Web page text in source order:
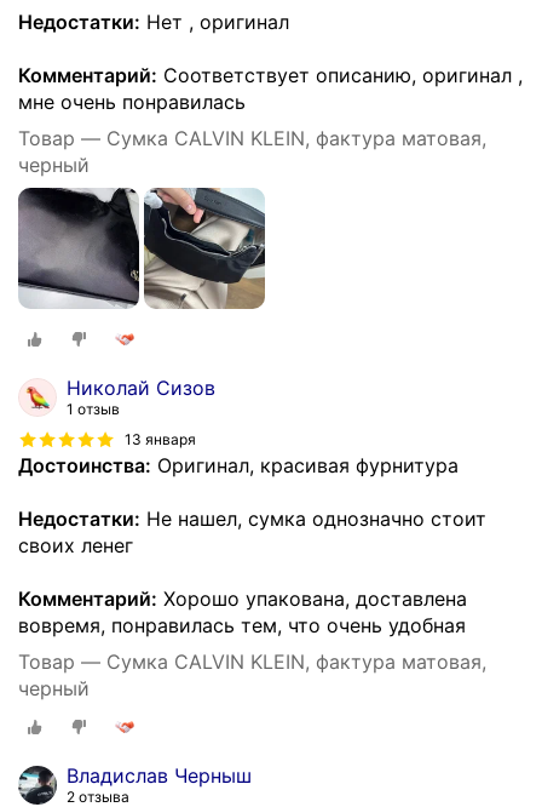
Недостатки: Нет , оригинал
Комментарий: Соответствует описанию, оригинал ,
мне очень понравилась
Товар — Сумка CALVIN KLEIN, фактура матовая,
черный
Николай Сизов
1 отзыв
13 января
Достоинства: Оригинал, красивая фурнитура
Недостатки: Не нашел, сумка однозначно стоит
своих ленег
Комментарий: Хорошо упакована, доставлена
вовремя, понравилась тем, что очень удобная
Товар — Сумка CALVIN KLEIN, фактура матовая,
черный
Владислав Черныш
2 отзыва